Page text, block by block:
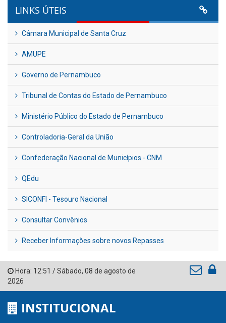
LINKS ÚTEIS
Câmara Municipal de Santa Cruz
AMUPE
Governo de Pernambuco
Tribunal de Contas do Estado de Pernambuco
Ministério Público do Estado de Pernambuco
Controladoria-Geral da União
Confederação Nacional de Municípios - CNM
QEdu
SICONFI - Tesouro Nacional
Consultar Convênios
Receber Informações sobre novos Repasses
Hora: 12:51 /Sábado, 08 de agosto de
2026
INSTITUCIONAL